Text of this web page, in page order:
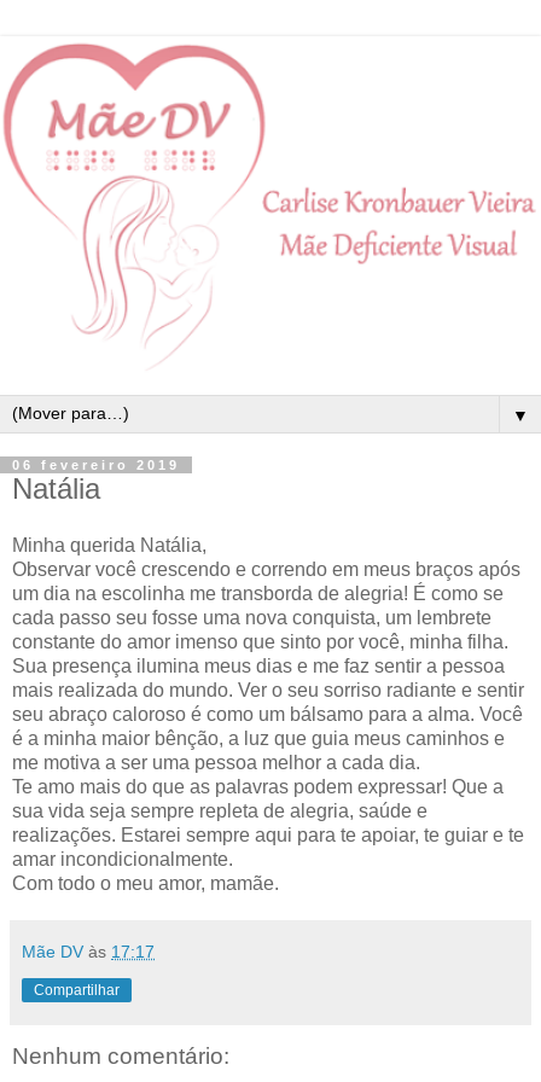
▼
06 fevereiro 2019
Natália
Minha querida Natália,
Observar você crescendo e correndo em meus braços após
um dia na escolinha me transborda de alegria! É como se
cada passo seu fosse uma nova conquista, um lembrete
constante do amor imenso que sinto por você, minha filha.
Sua presença ilumina meus dias e me faz sentir a pessoa
mais realizada do mundo. Ver o seu sorriso radiante e sentir
seu abraço caloroso é como um bálsamo para a alma. Você
é a minha maior bênção, a luz que guia meus caminhos e
me motiva a ser uma pessoa melhor a cada dia.
Te amo mais do que as palavras podem expressar! Que a
sua vida seja sempre repleta de alegria, saúde e
realizações. Estarei sempre aqui para te apoiar, te guiar e te
amar incondicionalmente.
Com todo o meu amor, mamãe.
Mãe DV às 17:17
Compartilhar
Nenhum comentário: